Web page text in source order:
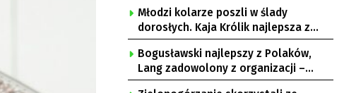
Młodzi kolarze poszli w ślady
dorosłych. Kaja Królik najlepsza z
Lubuszanek w Tour de Pologne Junior
Bogusławski najlepszy z Polaków,
Lang zadowolony z organizacji –
komentarze po 3. etapie Tour de